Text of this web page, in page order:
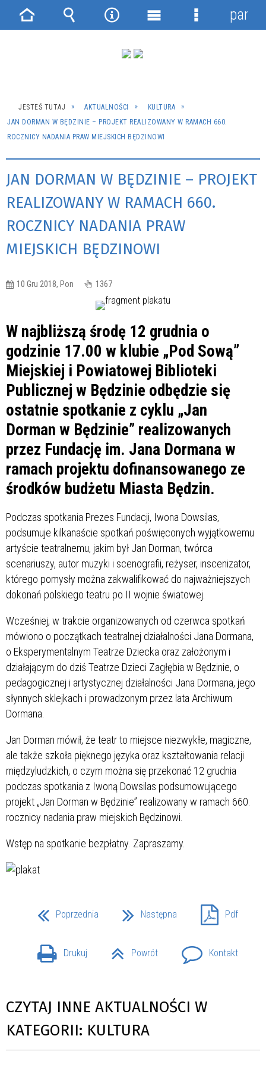
JESTEŚ TUTAJ AKTUALNOŚCI
KULTURA
JAN DORMAN W BĘDZINIE – PROJEKT REALIZOWANY W RAMACH 660.
ROCZNICY NADANIA PRAW MIEJSKICH BĘDZINOWI
JAN DORMAN W BĘDZINIE – PROJEKT
REALIZOWANY W RAMACH 660.
ROCZNICY NADANIA PRAW
MIEJSKICH BĘDZINOWI
10 Gru 2018, Pon 1367
W najbliższą środę 12 grudnia o
godzinie 17.00 w klubie „Pod Sową”
Miejskiej i Powiatowej Biblioteki
Publicznej w Będzinie odbędzie się
ostatnie spotkanie z cyklu „Jan
Dorman w Będzinie” realizowanych
przez Fundację im. Jana Dormana w
ramach projektu dofinansowanego ze
środków budżetu Miasta Będzin.
Podczas spotkania Prezes Fundacji, Iwona Dowsilas,
podsumuje kilkanaście spotkań poświęconych wyjątkowemu
artyście teatralnemu, jakim był Jan Dorman, twórca
scenariuszy, autor muzyki i scenografii, reżyser, inscenizator,
którego pomysły można zakwalifikować do najważniejszych
dokonań polskiego teatru po II wojnie światowej.
Wcześniej, w trakcie organizowanych od czerwca spotkań
mówiono o początkach teatralnej działalności Jana Dormana,
o Eksperymentalnym Teatrze Dziecka oraz założonym i
działającym do dziś Teatrze Dzieci Zagłębia w Będzinie, o
pedagogicznej i artystycznej działalności Jana Dormana, jego
słynnych sklejkach i prowadzonym przez lata Archiwum
Dormana.
Jan Dorman mówił, że teatr to miejsce niezwykłe, magiczne,
ale także szkoła pięknego języka oraz kształtowania relacji
międzyludzkich, o czym można się przekonać 12 grudnia
podczas spotkania z Iwoną Dowsilas podsumowującego
projekt „Jan Dorman w Będzinie” realizowany w ramach 660.
rocznicy nadania praw miejskich Będzinowi.
Wstęp na spotkanie bezpłatny. Zapraszamy.
Poprzednia Następna Pdf
Drukuj Powrót Kontakt
CZYTAJ INNE AKTUALNOŚCI W
KATEGORII: KULTURA
Strona Wyszukiwarka
NarzędziaMenu
Menu
panel